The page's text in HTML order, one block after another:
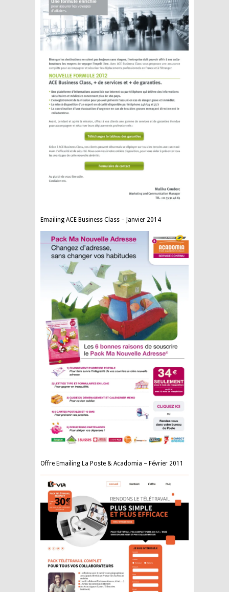
Emailing ACE Business Class – Janvier 2014
Offre Emailing La Poste & Acadomia – Février 2011